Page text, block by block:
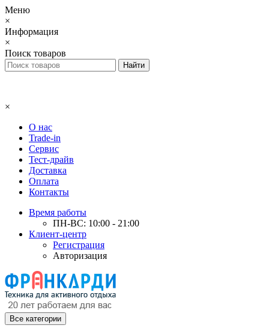
Меню
×
Информация
×
Поиск товаров
×
О нас
Trade-in
Сервис
Тест-драйв
Доставка
Оплата
Контакты
Время работы
ПН-ВС: 10:00 - 21:00
Клиент-центр
Регистрация
Авторизация
Все категории